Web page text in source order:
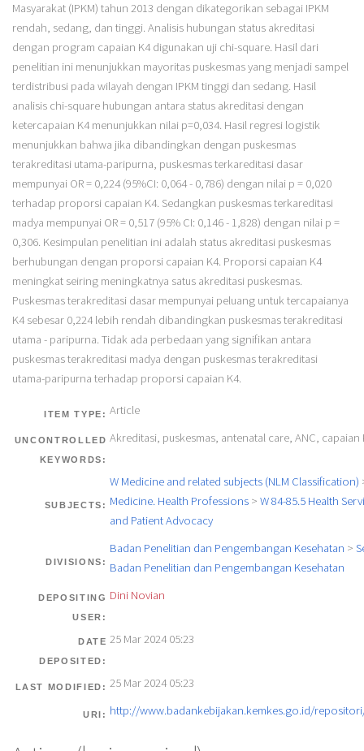
Masyarakat (IPKM) tahun 2013 dengan dikategorikan sebagai IPKM
rendah, sedang, dan tinggi. Analisis hubungan status akreditasi
dengan program capaian K4 digunakan uji chi-square. Hasil dari
penelitian ini menunjukkan mayoritas puskesmas yang menjadi sampel
terdistribusi pada wilayah dengan IPKM tinggi dan sedang. Hasil
analisis chi-square hubungan antara status akreditasi dengan
ketercapaian K4 menunjukkan nilai p=0,034. Hasil regresi logistik
menunjukkan bahwa jika dibandingkan dengan puskesmas
terakreditasi utama-paripurna, puskesmas terkareditasi dasar
mempunyai OR = 0,224 (95%CI: 0,064 - 0,786) dengan nilai p = 0,020
terhadap proporsi capaian K4. Sedangkan puskesmas terkareditasi
madya mempunyai OR = 0,517 (95% CI: 0,146 - 1,828) dengan nilai p =
0,306. Kesimpulan penelitian ini adalah status akreditasi puskesmas
berhubungan dengan proporsi capaian K4. Proporsi capaian K4
meningkat seiring meningkatnya satus akreditasi puskesmas.
Puskesmas terakreditasi dasar mempunyai peluang untuk tercapaianya
K4 sebesar 0,224 lebih rendah dibandingkan puskesmas terakreditasi
utama - paripurna. Tidak ada perbedaan yang signifikan antara
puskesmas terakreditasi madya dengan puskesmas terakreditasi
utama-paripurna terhadap proporsi capaian K4.
ITEM TYPE: Article
UNCONTROLLED
KEYWORDS:
Akreditasi, puskesmas, antenatal care, ANC, capaian
SUBJECTS:
W Medicine and related subjects (NLM Classification)
Medicine. Health Professions> W 84-85.5 Health
and Patient Advocacy
DIVISIONS:
Badan Penelitian dan Pengembangan Kesehatan >
Badan Penelitian dan Pengembangan Kesehatan
DEPOSITING
USER:
Dini Novian
DATE
DEPOSITED:
25 Mar 2024 05:23
LAST MODIFIED: 25 Mar 2024 05:23
URI: http://www.badankebijakan.kemkes.go.id/